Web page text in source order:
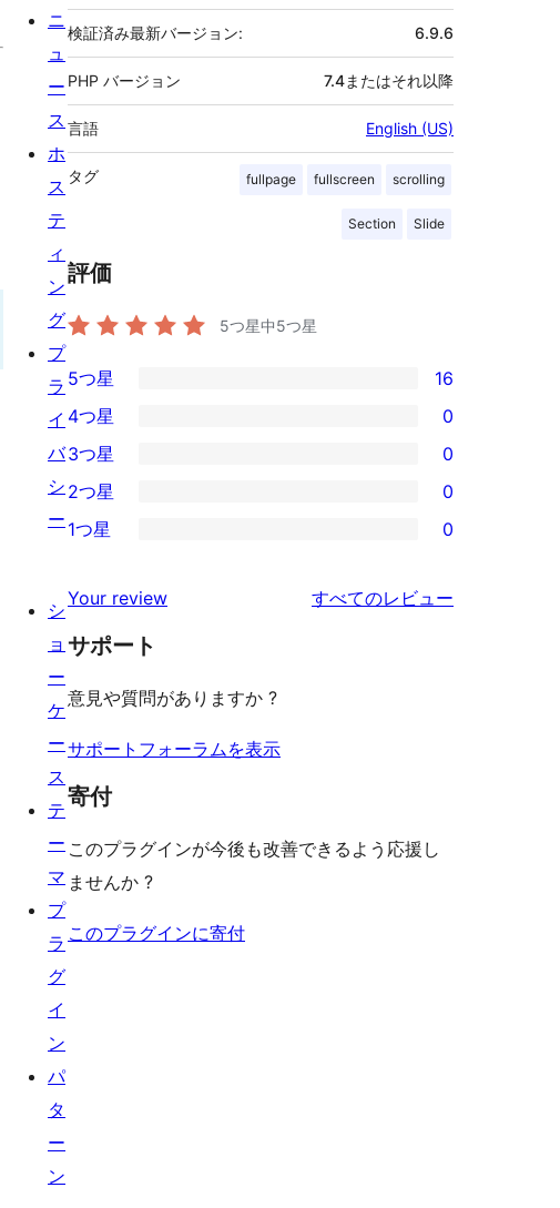
検証済み最新バージョン: 6.9.6
PHP バージョン 7.4またはそれ以降
言語 English (US)
タグ fullpage fullscreen scrolling
Section Slide
評価
5つ星中5つ星
16
5-
星
レ
ビ
ー
5つ星 16
4-
星
レ
ュ
ー
4つ星 0
0
3-
星
ビ
ュ
3つ星 0
2-
レ
ビ
ー
2つ星 0
星
レ
ュ
ー
1つ星 0
Your review すべてのレビュー
サポート
意見や質問がありますか ?
サポートフォーラムを表示
寄付
このプラグインが今後も改善できるよう応援し
ませんか ?
このプラグインに寄付
ニ
ュ
ー
ス
ホ
ス
テ
ィ
ン
グ
プ
ラ
イ
バ
シ
ー
シ
ョ
ー
ケ
ー
ス
テ
ー
マ
プ
ラ
グ
イ
ン
パ
タ
ー
ン